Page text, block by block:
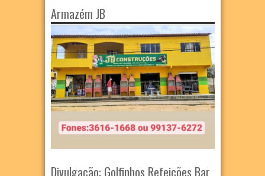
Armazém JB
Divulgação: Golfinhos Refeições Bar